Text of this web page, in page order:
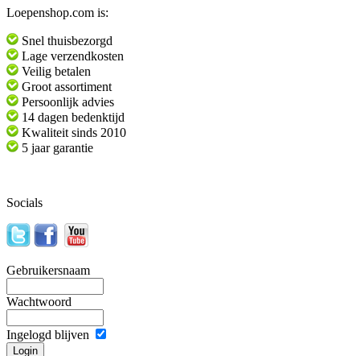
Loepenshop.com is:
Snel thuisbezorgd
Lage verzendkosten
Veilig betalen
Groot assortiment
Persoonlijk advies
14 dagen bedenktijd
Kwaliteit sinds 2010
5 jaar garantie
Socials
Gebruikersnaam
Wachtwoord
Ingelogd blijven